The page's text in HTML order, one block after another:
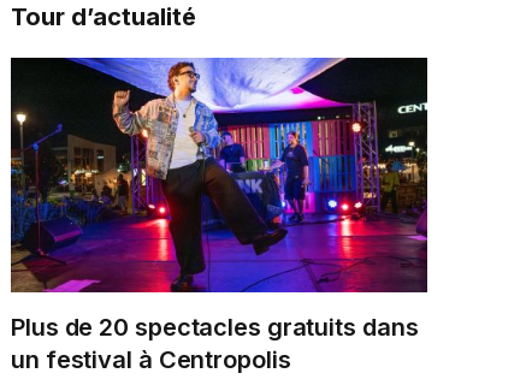
Tour d’actualité
Plus de 20 spectacles gratuits dans
un festival à Centropolis